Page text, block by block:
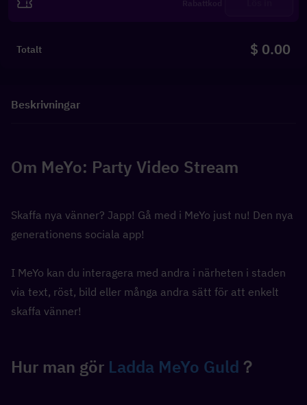
Totalt $ 0.00
Beskrivningar
Om MeYo: Party Video Stream
Skaffa nya vänner? Japp! Gå med i MeYo just nu! Den nya
generationens sociala app!
I MeYo kan du interagera med andra i närheten i staden
via text, röst, bild eller många andra sätt för att enkelt
skaffa vänner!
Hur man gör Ladda MeYo Guld ？